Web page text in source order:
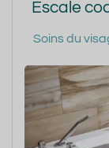
Escale
Soins du